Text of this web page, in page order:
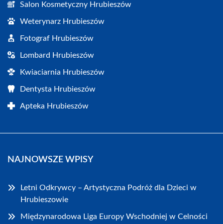
Salon Kosmetyczny Hrubieszów
Weterynarz Hrubieszów
Fotograf Hrubieszów
Lombard Hrubieszów
Kwiaciarnia Hrubieszów
Dentysta Hrubieszów
Apteka Hrubieszów
NAJNOWSZE WPISY
Letni Odkrywcy – Artystyczna Podróż dla Dzieci w
Hrubieszowie
Międzynarodowa Liga Europy Wschodniej w Celności